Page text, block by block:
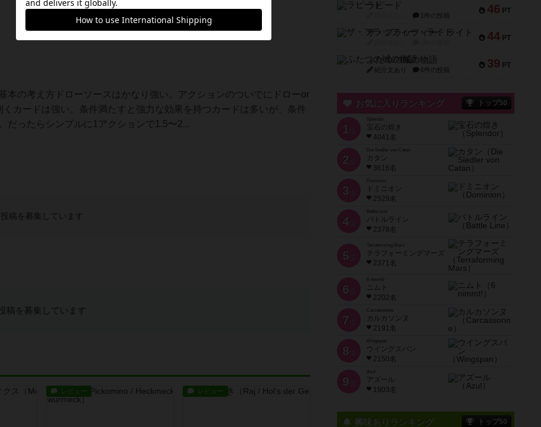
本の考え方ドローソースはかなり強い。アクションのついでにドローor
くカードは強い。条件満たすと強力な効果を持つカードは多いが、条件
だったらシンプルに1アクションで1.5〜2...
投稿を募集しています
稿を募集しています
レビュー レビュー
46 PT
ラピード
1件の投稿
44 PT
ザ・フラッフィー・ライト
39 PT
ふたつの城の物語
紹介文あり 6件の投稿
お気に入りランキング トップ50
1 位
宝石の煌き
4041名
2 位
Die Siedler von Catan
カタン
3616名
3 位
ドミニオン
2529名
4位
Battle Line
バトルライン
2378名
5 位
Terraforming Mars
テラフォーミングマーズ
2371名
6 位
ニムト
2202名
7 位
Carcassonne
カルカソンヌ
2191名
8 位
Wingspan
ウイングスパン
2150名
9 位
Azul
アズール
1903名
興味ありランキング トップ50